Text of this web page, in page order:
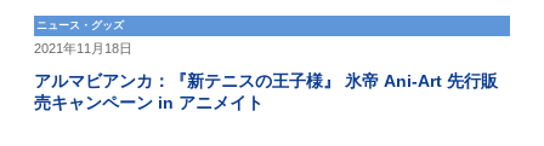
ニュース・グッズ
2021年11月18日
アルマビアンカ：『新テニスの王子様』 氷帝 Ani-Art 先行販
売キャンペーン in アニメイト